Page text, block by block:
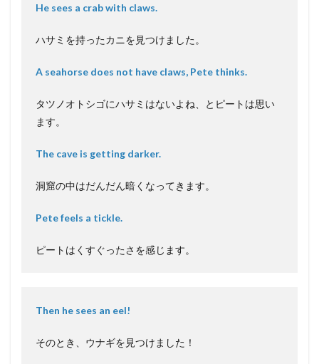
He sees a crab with claws.
ハサミを持ったカニを見つけました。
A seahorse does not have claws, Pete thinks.
タツノオトシゴにハサミはないよね、とピートは思い
ます。
The cave is getting darker.
洞窟の中はだんだん暗くなってきます。
Pete feels a tickle.
ピートはくすぐったさを感じます。
Then he sees an eel!
そのとき、ウナギを見つけました！